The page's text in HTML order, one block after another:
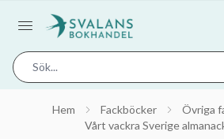
Hem Fackböcker
Övriga
Vårt vackra Sverige